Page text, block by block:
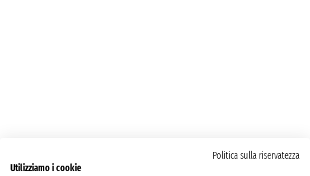
Politica sulla riservatezza
Utilizziamo i cookie